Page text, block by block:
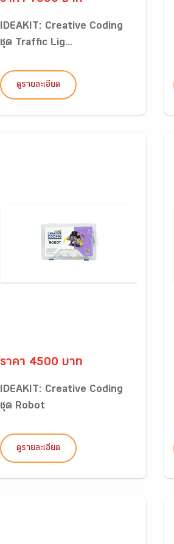
IDEAKIT: Creative Coding
ชุด Traffic Lig...
ดูรายละเอียด
ราคา 4500 บาท
IDEAKIT: Creative Coding
ชุด Robot
ดูรายละเอียด